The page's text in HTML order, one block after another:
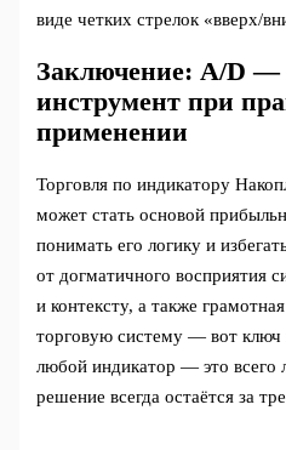
виде четких стрелок «вверх/
Заключение: A/D
инструмент при
применении
Торговля по индикатору
может стать основой
понимать его логику и
от догматичного восприятия
и контексту, а также
торговую систему — вот ключ
любой индикатор — это всего
решение всегда остаётся за